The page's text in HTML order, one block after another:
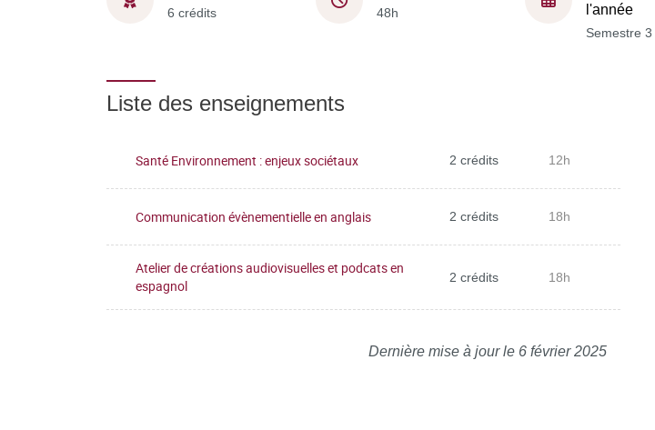
6 crédits 48h
l'année
Semestre 3
Liste des enseignements
Santé Environnement : enjeux sociétaux 2 crédits 12h
Communication évènementielle en anglais 2 crédits 18h
Atelier de créations audiovisuelles et podcats en
espagnol
2 crédits 18h
Dernière mise à jour le 6 février 2025